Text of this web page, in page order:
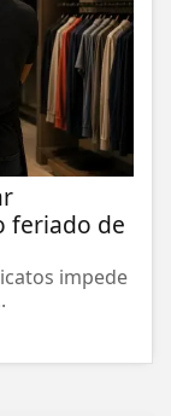
feriado de
impede